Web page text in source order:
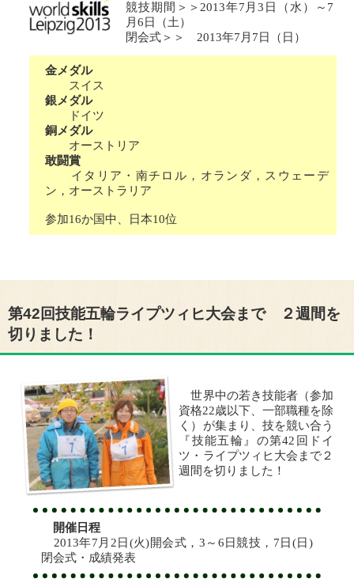
競技期間＞＞2013年7月3日（水）～7
月6日（土）
閉会式＞＞ 2013年7月7日（日）
金メダル
スイス
銀メダル
ドイツ
銅メダル
オーストリア
敢闘賞
イタリア・南チロル，オランダ，スウェーデ
ン，オーストラリア
参加16か国中、日本10位
第42回技能五輪ライプツィヒ大会まで ２週間を
切りました！
世界中の若き技能者（参加
資格22歳以下、一部職種を除
く）が集まり、技を競い合う
『技能五輪』の第42回ドイ
ツ・ライプツィヒ大会まで２
週間を切りました！
開催日程
2013年7月2日(火)開会式，3～6日競技，7日(日)
閉会式・成績発表